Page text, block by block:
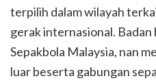
terpilih dalam wilayah
gerak internasional. Badan
Sepakbola Malaysia, nan
luar beserta gabungan